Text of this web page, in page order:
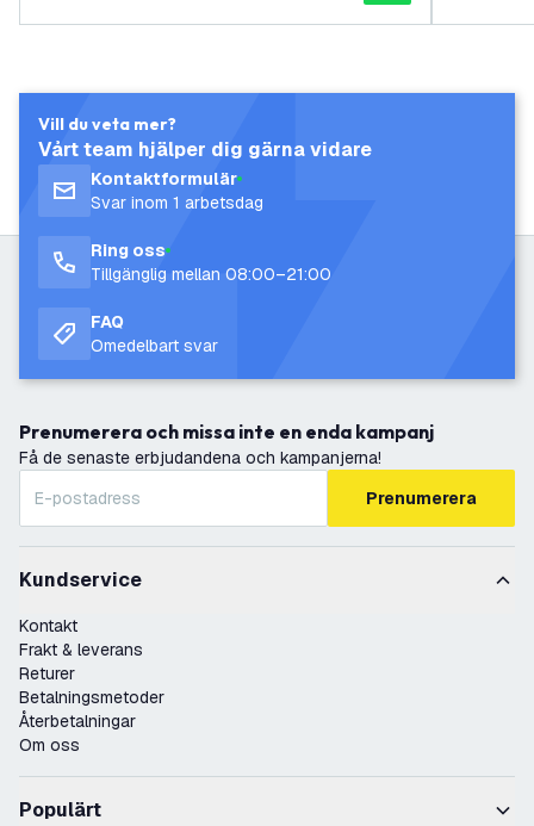
Vill du veta mer?
Vårt team hjälper dig gärna vidare
Kontaktformulär
Svar inom 1 arbetsdag
Ring oss
Tillgänglig mellan 08:00–21:00
FAQ
Omedelbart svar
Prenumerera och missa inte en enda kampanj
Få de senaste erbjudandena och kampanjerna!
Prenumerera
Kundservice
Kontakt
Frakt & leverans
Returer
Betalningsmetoder
Återbetalningar
Om oss
Populärt